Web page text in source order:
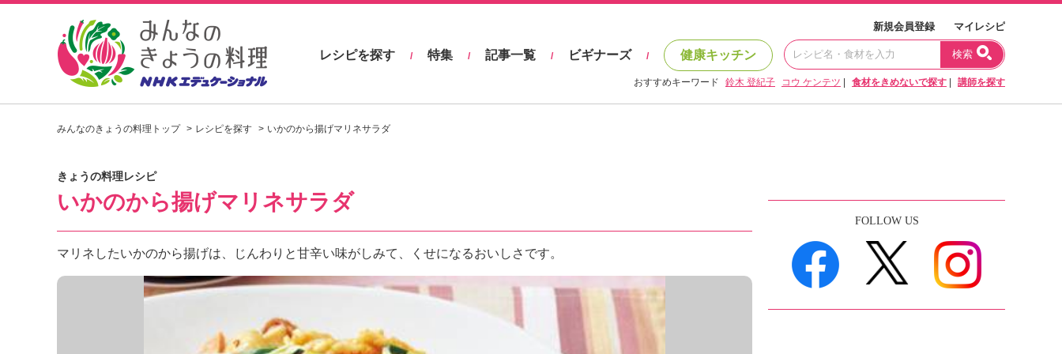
し
ピ
を
見
つ
け
よ
N
H
新規会員登録 マイレシピ
レシピを探す / 特集 / 記事一覧 / ビギナーズ / 健康キッチン 検索
おすすめキーワード 鈴木 登紀子 コウ ケンテツ 食材をきめないで探す 講師を探す
みんなのきょうの料理トップ レシピを探す いかのから揚げマリネサラダ
きょうの料理レシピ
いかのから揚げマリネサラダ
マリネしたいかのから揚げは、じんわりと甘辛い味がしみて、くせになるおいしさです。
FOLLOW US